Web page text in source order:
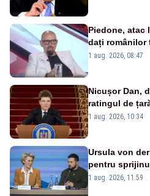
Piedone, atac
dați românilor
1 aug. 2026, 08:47
Nicușor Dan,
ratingul de
politic,
1 aug. 2026, 10:34
Ursula von
pentru
reacție privind
1 aug. 2026, 11:59